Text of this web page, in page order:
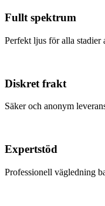
Fullt spektrum
Perfekt ljus för alla
Diskret frakt
Säker och anonym
Expertstöd
Professionell vägledning